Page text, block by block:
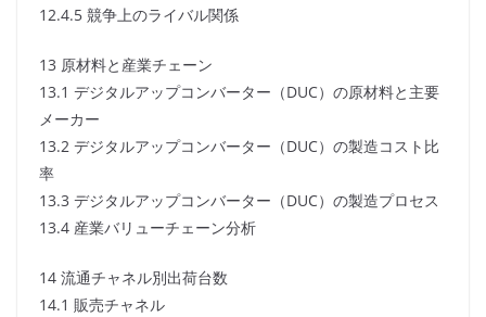
12.4.5 競争上のライバル関係
13 原材料と産業チェーン
13.1 デジタルアップコンバーター（DUC）の原材料と主要
メーカー
13.2 デジタルアップコンバーター（DUC）の製造コスト比
率
13.3 デジタルアップコンバーター（DUC）の製造プロセス
13.4 産業バリューチェーン分析
14 流通チャネル別出荷台数
14.1 販売チャネル